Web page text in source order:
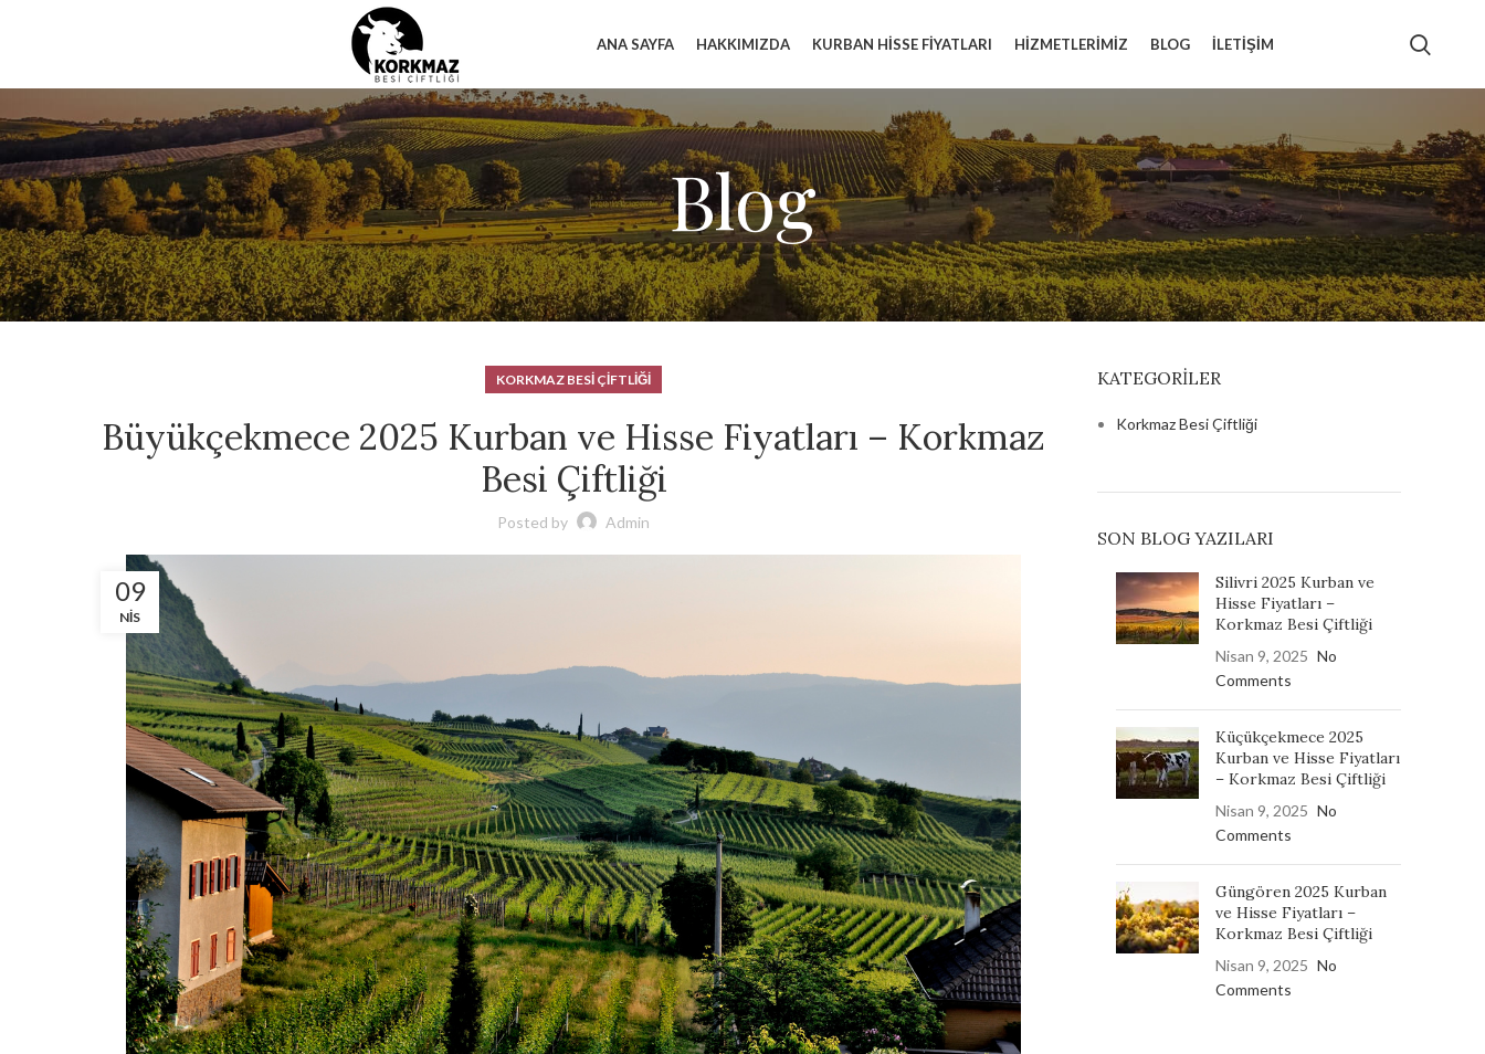
ANA SAYFA HAKKIMIZDA KURBAN HISSE FIYATLARI HİZMETLERİMİZ BLOG İLETIŞIM
Blog
KORKMAZ BESI ÇIFTLIĞI
Büyükçekmece 2025 Kurban ve Hisse Fiyatları – Korkmaz
Besi Çiftliği
Posted by Admin
09
NIS
KATEGORILER
Korkmaz Besi Çiftliği
SON BLOG YAZILARI
Silivri 2025 Kurban ve
Hisse Fiyatları –
Korkmaz Besi Çiftliği
Nisan 9, 2025 No
Comments
Küçükçekmece 2025
Kurban ve Hisse Fiyatları
– Korkmaz Besi Çiftliği
Nisan 9, 2025 No
Comments
Güngören 2025 Kurban
ve Hisse Fiyatları –
Korkmaz Besi Çiftliği
Nisan 9, 2025 No
Comments